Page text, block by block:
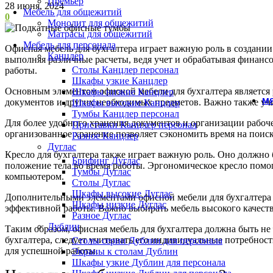
Мебель для общежитий
Монолит для общежитий
Матрасы для общежитий
Мебель для персонала
Канцлер
Столы Канцлер персонал
Шкафы узкие Канцлер
Шкафы низкие Канцлер
Шкафы высокие Канцлер
Тумбы Канцлер персонал
Приставки Канцлер персонал
Разное Канцлер
Дуглас
Брифинг Дуглас
Тумбы Дуглас
Столы Дуглас
Шкафы высокие Дуглас
Шкафы низкие Дуглас
Разное Дуглас
Дублин
Столы серии Дублин для персонала
Экраны к столам Дублин
Шкафы узкие Дублин для персонала
28 июня, 2024
0
Офисная мебель для бухгалтера играет важную роль в
выполняя различные расчеты, ведя учет и обрабатывая
работы.
Основным элементом офисной мебели для бухгалтера
документов и других необходимых предметов. Важно также
Для более удобного хранения документов и организации
организованное хранение позволяет сэкономить время на
Кресло для бухгалтера также играет важную роль. Оно
положение тела во время работы. Эргономическое кресло
компьютером.
Дополнительными элементами офисной мебели для
эффективной работы. Важно выбирать мебель высокого
Таким образом, офисная мебель для бухгалтера должна быть
бухгалтера, следует учитывать его индивидуальные
для успешной работы.